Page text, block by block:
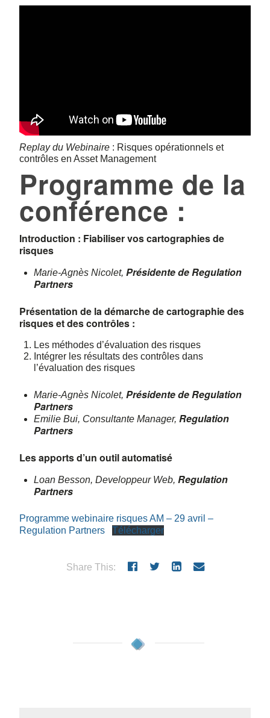
Replay du Webinaire: Risques opérationnels et
contrôles en Asset Management
Programme de la
conférence :
Introduction : Fiabiliservoscartographies de
risques
Marie-Agnès Nicolet, Présidente de Regulation
Partners
Présentation de la démarche decartographiedes
risqueset descontrôles:
Les méthodes d’évaluation des risques
Intégrer les résultats des contrôles dans
l’évaluation des risques
Marie-Agnès Nicolet, Présidente de Regulation
Partners
Emilie Bui, Consultante Manager, Regulation
Partners
Les apports d’un outilautomatisé
Loan Besson, Developpeur Web, Regulation
Partners
Programme webinaire risques AM – 29 avril –
Regulation Partners
Télécharger
Share This: